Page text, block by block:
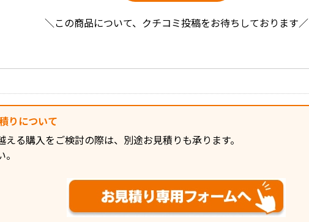
＼この商品について、クチコミ投稿をお待ちしております／
りについて
る購入をご検討の際は、別途お見積りも承ります。